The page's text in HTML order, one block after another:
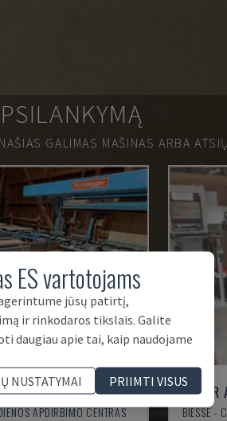
GALIMAS MAŠINAS ARBA
APDIRBIMO CENTRAS
ROVER
BIESSE -
ES vartotojams
jūsų patirtį,
ir rinkodaros tikslais. Galite
daugiau apie tai, kaip naudojame
NUSTATYMAI
PRIIMTI VISUS